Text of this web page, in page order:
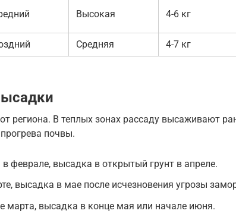
Высокая 4-6 кг
Средняя 4-7 кг
региона. В теплых зонах рассаду высаживают
почвы.
феврале, высадка в открытый грунт в апреле.
высадка в мае после исчезновения угрозы
марта, высадка в конце мая или начале июня.